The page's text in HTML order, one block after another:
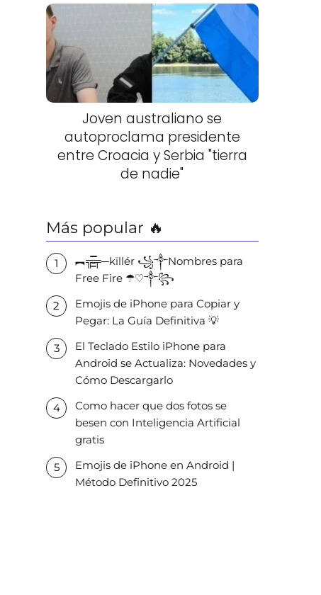
Joven australiano se
autoproclama presidente
entre Croacia y Serbia "tierra
de nadie"
Más popular 🔥
︻╦̵̵͇̿̿̿̿╤─kïllér ꧁༒Nombres para
Free Fire ☂♡༒꧂
Emojis de iPhone para Copiar y
Pegar: La Guía Definitiva 💡
El Teclado Estilo iPhone para
Android se Actualiza: Novedades y
Cómo Descargarlo
Como hacer que dos fotos se
besen con Inteligencia Artificial
gratis
Emojis de iPhone en Android |
Método Definitivo 2025